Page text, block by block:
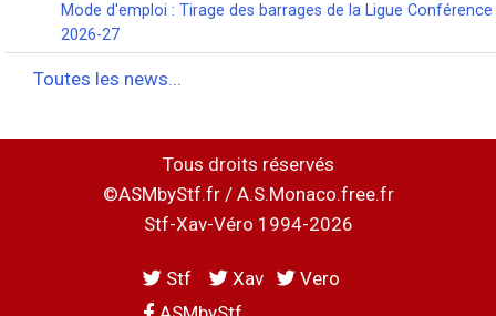
Mode d'emploi : Tirage des barrages de la Ligue Conférence
2026-27
Toutes les news...
Tous droits réservés
©ASMbyStf.fr / A.S.Monaco.free.fr
Stf-Xav-Véro 1994-2026
Stf Xav
Vero